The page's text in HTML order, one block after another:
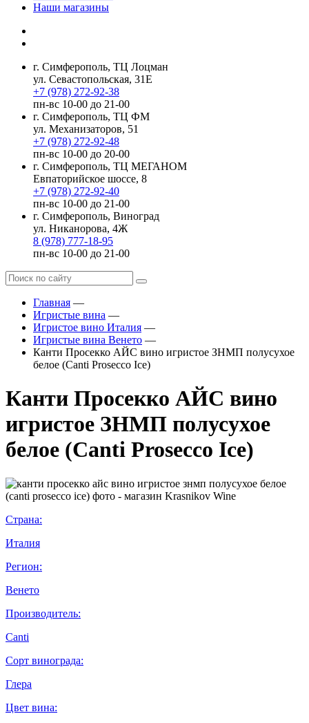
Наши магазины
г. Симферополь, ТЦ Лоцман
ул. Севастопольская, 31Е
+7 (978) 272-92-38
пн-вс 10-00 до 21-00
г. Симферополь, ТЦ ФМ
ул. Механизаторов, 51
+7 (978) 272-92-48
пн-вс 10-00 до 20-00
г. Симферополь, ТЦ МЕГАНОМ
Евпаторийское шоссе, 8
+7 (978) 272-92-40
пн-вс 10-00 до 21-00
г. Симферополь, Виноград
ул. Никанорова, 4Ж
8 (978) 777-18-95
пн-вс 10-00 до 21-00
Главная —
Игристые вина —
Игристое вино Италия —
Игристые вина Венето —
Канти Просекко АЙС вино игристое ЗНМП полусухое
белое (Canti Prosecco Ice)
Канти Просекко АЙС вино
игристое ЗНМП полусухое
белое (Canti Prosecco Ice)
Страна:
Италия
Регион:
Венето
Производитель:
Canti
Сорт винограда:
Глера
Цвет вина: